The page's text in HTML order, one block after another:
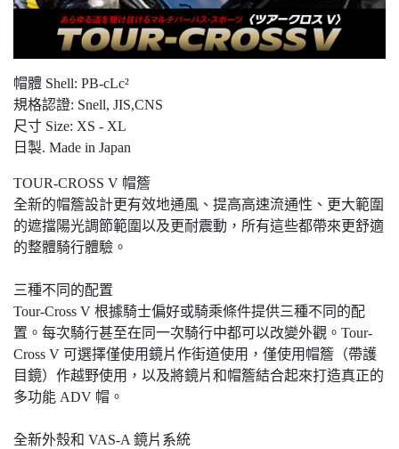
帽體 Shell: PB-cLc²
規格認證: Snell, JIS,CNS
尺寸 Size: XS - XL
日製. Made in Japan
TOUR-CROSS V 帽簷
全新的帽簷設計更有效地通風、提高高速流通性、更大範圍
的遮擋陽光調節範圍以及更耐震動，所有這些都帶來更舒適
的整體騎行體驗。
三種不同的配置
Tour-Cross V 根據騎士偏好或騎乘條件提供三種不同的配
置。每次騎行甚至在同一次騎行中都可以改變外觀。Tour-
Cross V 可選擇僅使用鏡片作街道使用，僅使用帽簷（帶護
目鏡）作越野使用，以及將鏡片和帽簷結合起來打造真正的
多功能 ADV 帽。
全新外殼和 VAS-A 鏡片系統